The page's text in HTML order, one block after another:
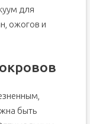
для
ожогов и
быть